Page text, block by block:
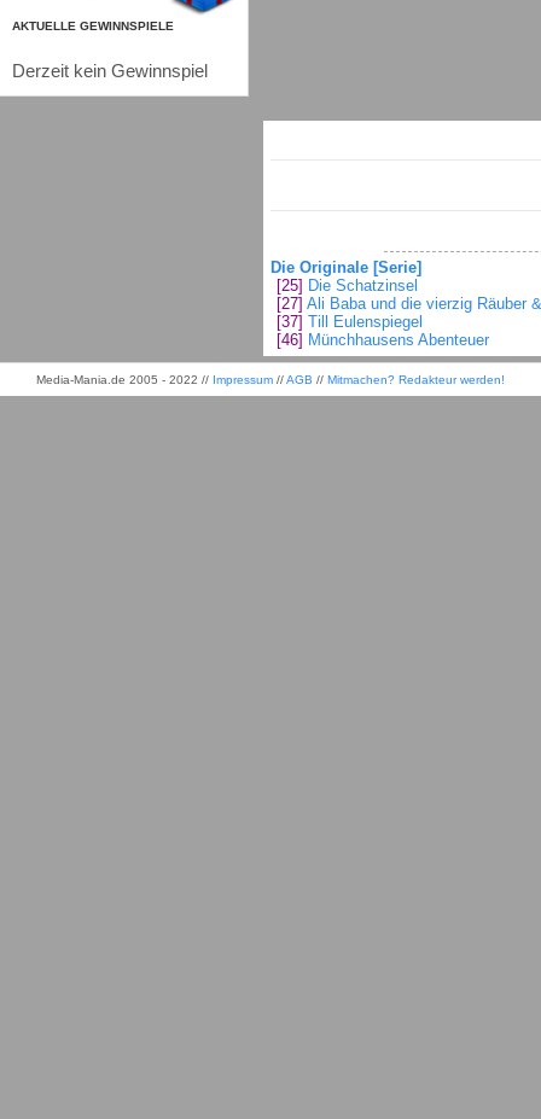
AKTUELLE GEWINNSPIELE
Derzeit kein Gewinnspiel
Die Originale [Serie]
[25] Die Schatzinsel
[27] Ali Baba und die vierzig Räuber
[37] Till Eulenspiegel
[46] Münchhausens Abenteuer
Media-Mania.de 2005 - 2022 // Impressum //AGB // Mitmachen? Redakteur werden!